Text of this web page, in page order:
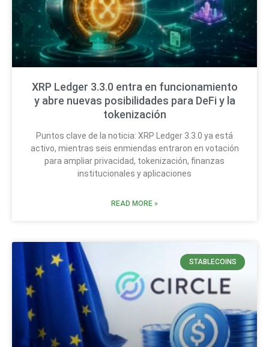
XRP Ledger 3.3.0 entra en funcionamiento
y abre nuevas posibilidades para DeFi y la
tokenización
Puntos clave de la noticia: XRP Ledger 3.3.0 ya está
activo, mientras seis enmiendas entraron en votación
para ampliar privacidad, tokenización, finanzas
institucionales y aplicaciones
READ MORE »
STABLECOINS